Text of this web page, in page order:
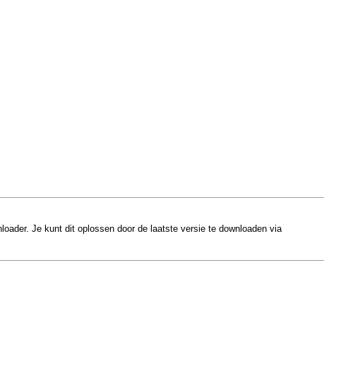
Je kunt dit oplossen door de laatste versie te downloaden via